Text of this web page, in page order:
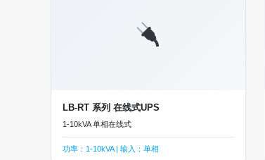
LB-RT 系列 在线式UPS
1-10kVA 单相在线式
功率：1-10kVA | 输入：单相